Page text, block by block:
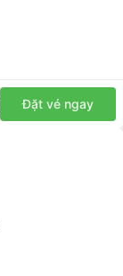
Đặt vé ngay